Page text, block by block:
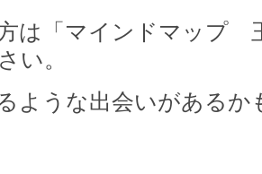
は「マインドマップ
い。
ような出会いがあるか